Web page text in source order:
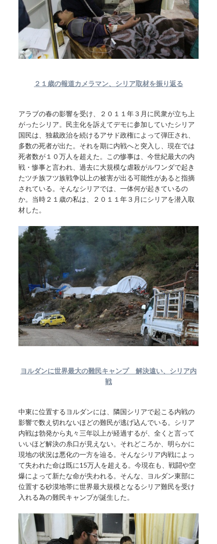
２１歳の報道カメラマン、シリア取材を振り返る
アラブの春の影響を受け、２０１１年３月に民衆が立ち上
がったシリア。民主化を訴えてデモに参加していたシリア
国民は、独裁政治を続けるアサド政権によって弾圧され、
多数の死者が出た。それを期に内戦へと突入し、現在では
死者数が１０万人を超えた。この惨事は、今世紀最大の内
戦・惨事と言われ、過去に大規模な虐殺がルワンダで起き
たツチ族フツ族戦争以上の被害が出る可能性があると指摘
されている。そんなシリアでは、一体何が起きているの
か。当時２１歳の私は、２０１１年３月にシリアを潜入取
材した。
ヨルダンに世界最大の難民キャンプ 解決遠い、シリア内
戦
中東に位置するヨルダンには、隣国シリアで起こる内戦の
影響で数え切れないほどの難民が逃げ込んでいる。シリア
内戦は勃発から丸々三年以上が経過するが、全くと言って
いいほど解決の糸口が見えない。それどころか、明らかに
現地の状況は悪化の一方を辿る。そんなシリア内戦によっ
て失われた命は既に15万人を超える。今現在も、戦闘や空
爆によって新たな命が失われる。そんな、ヨルダン東部に
位置する砂漠地帯に世界最大規模となるシリア難民を受け
入れる為の難民キャンプが誕生した。